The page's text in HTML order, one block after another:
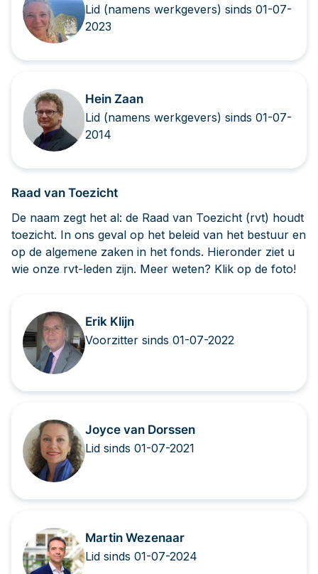
Lid (namens werkgevers) sinds 01-07-
2023
Hein Zaan
Lid (namens werkgevers) sinds 01-07-
2014
Raad van Toezicht
De naam zegt het al: de Raad van Toezicht (rvt) houdt
toezicht. In ons geval op het beleid van het bestuur en
op de algemene zaken in het fonds. Hieronder ziet u
wie onze rvt-leden zijn. Meer weten? Klik op de foto!
Erik Klijn
Voorzitter sinds 01-07-2022
Joyce van Dorssen
Lid sinds 01-07-2021
Martin Wezenaar
Lid sinds 01-07-2024